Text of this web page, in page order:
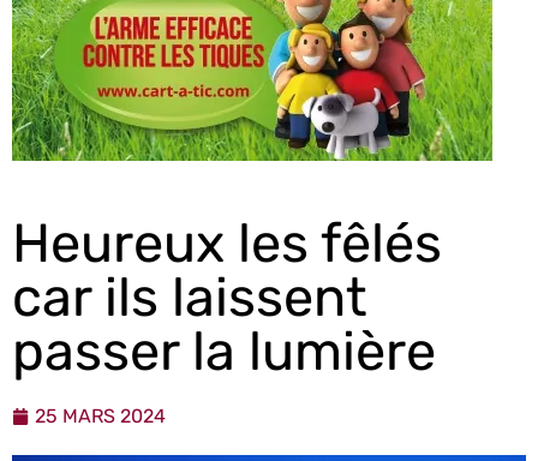
Heureux les fêlés
car ils laissent
passer la lumière
25 MARS 2024